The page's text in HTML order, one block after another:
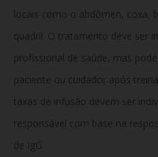
locais como o abdômen, coxa,
quadril. O tratamento deve ser
profissional de saúde, mas
paciente ou cuidador após
taxas de infusão devem ser
responsável com base na
de IgG.